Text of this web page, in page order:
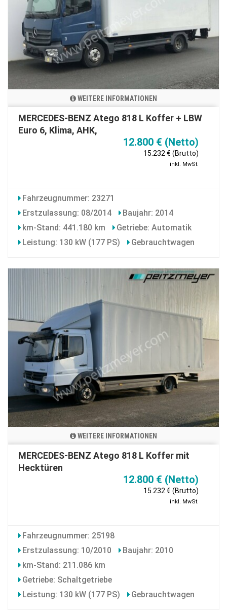
WEITERE INFORMATIONEN
MERCEDES-BENZ Atego 818 L Koffer + LBW
Euro 6, Klima, AHK,
12.800 € (Netto)
15.232 € (Brutto)
inkl. MwSt.
Fahrzeugnummer: 23271
Erstzulassung: 08/2014
Baujahr: 2014
km-Stand: 441.180 km
Getriebe: Automatik
Leistung: 130 kW (177 PS)
Gebrauchtwagen
WEITERE INFORMATIONEN
MERCEDES-BENZ Atego 818 L Koffer mit
Hecktüren
12.800 € (Netto)
15.232 € (Brutto)
inkl. MwSt.
Fahrzeugnummer: 25198
Erstzulassung: 10/2010
Baujahr: 2010
km-Stand: 211.086 km
Getriebe: Schaltgetriebe
Leistung: 130 kW (177 PS)
Gebrauchtwagen